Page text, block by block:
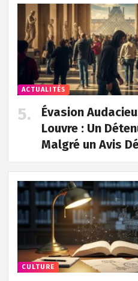
ACTUALITÉS
Évasion
Louvre : Un
Malgré un Avis
CULTURE